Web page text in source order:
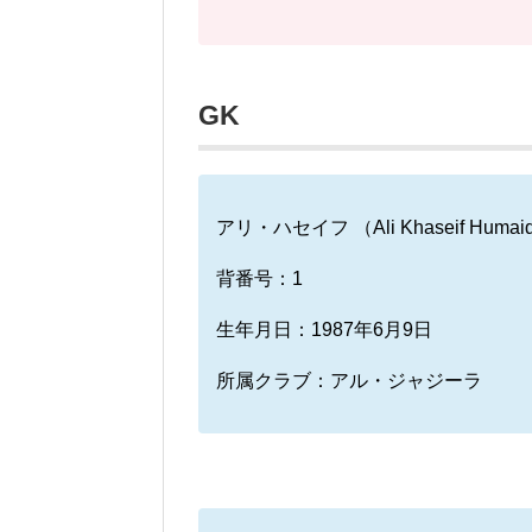
GK
アリ・ハセイフ （Ali Khaseif
背番号：1
生年月日：1987年6月9日
所属クラブ：アル・ジャジーラ